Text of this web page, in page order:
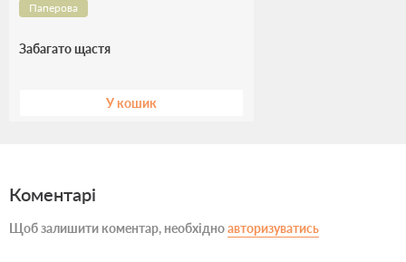
Паперова
Забагато щастя
У кошик
Коментарі
Щоб залишити коментар, необхідноавторизуватись